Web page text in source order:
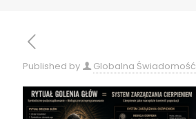
Published by Globalna Świadomość